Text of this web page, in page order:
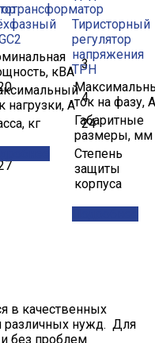
кВА
3
нагрузки, А
4
кг
24
Тиристорный
регулятор
напряжения
ТРН
ток на фазу, А
Габаритные
размеры, мм
Степень
защиты
корпуса
в качественных
различных нужд. Для
без проблем